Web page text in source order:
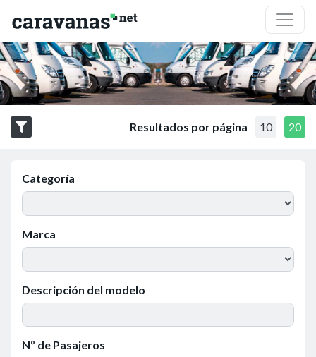
Resultados por página 10 20
Categoría
Marca
Descripción del modelo
Nº de Pasajeros